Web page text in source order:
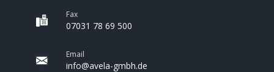
Fax
07031 78 69 500
Email
info@avela-gmbh.de